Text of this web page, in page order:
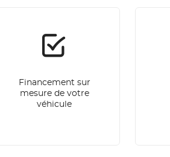
Financement sur
mesure de votre
véhicule